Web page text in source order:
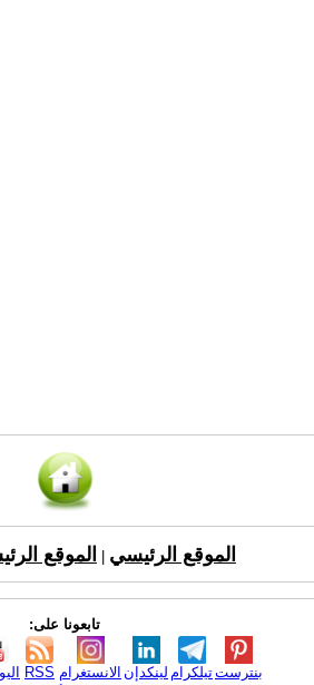
الموقع الرئيسي الموقع
تابعونا على:
RSS الانستغرام لينكدإن تيلكرامبنترست